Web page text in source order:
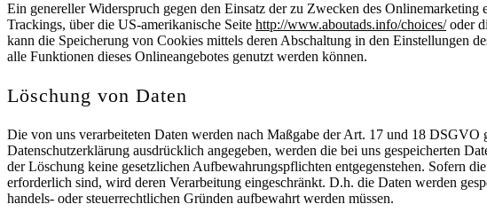
Ein genereller Widerspruch gegen den Einsatz der zu Zwecken des
Trackings, über die US-amerikanische Seite http://www.aboutads.info/choices/oder
kann die Speicherung von Cookies mittels deren Abschaltung in den Einstellungen
alle Funktionen dieses Onlineangebotes genutzt werden können.
Löschung von Daten
Die von uns verarbeiteten Daten werden nach Maßgabe der Art. 17 und 18
Datenschutzerklärung ausdrücklich angegeben, werden die bei uns gespeicherten
der Löschung keine gesetzlichen Aufbewahrungspflichten entgegenstehen. Sofern
erforderlich sind, wird deren Verarbeitung eingeschränkt. D.h. die Daten werden
handels- oder steuerrechtlichen Gründen aufbewahrt werden müssen.